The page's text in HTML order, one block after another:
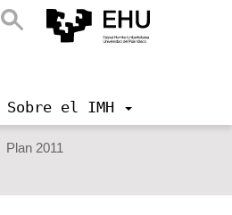
Sobre el IMH
Plan 2011